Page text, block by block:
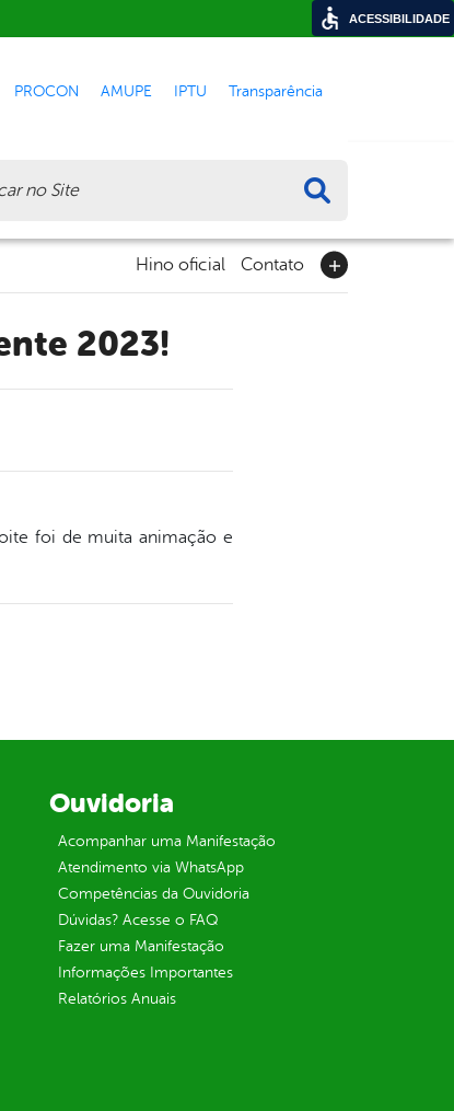
PROCON AMUPE IPTU Transparência
Hino oficial Contato
2023!
foi de muita animação e
Ouvidoria
Acompanhar uma Manifestação
Atendimento via WhatsApp
Competências da Ouvidoria
Dúvidas? Acesse o FAQ
Fazer uma Manifestação
Informações Importantes
Relatórios Anuais
ACESSIBILIDADE